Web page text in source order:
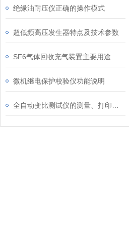
绝缘油耐压仪正确的操作模式
超低频高压发生器特点及技术参数
SF6气体回收充气装置主要用途
微机继电保护校验仪功能说明